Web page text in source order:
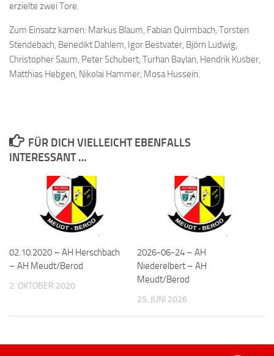
erzielte zwei Tore.
Zum Einsatz kamen: Markus Blaum, Fabian Quirmbach, Torsten
Stendebach, Benedikt Dahlem, Igor Bestvater, Björn Ludwig,
Christopher Saum, Peter Schubert, Turhan Baylan, Hendrik Kusber,
Matthias Hebgen, Nikolai Hammer, Mosa Hussein.
FÜR DICH VIELLEICHT EBENFALLS
INTERESSANT …
02.10.2020 – AH Herschbach
– AH Meudt/Berod
2. OKTOBER 2020
2026-06-24 – AH
Niederelbert – AH
Meudt/Berod
25. JUNI 2026